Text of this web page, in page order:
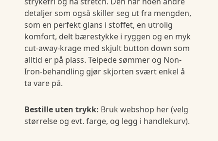
detaljer som også skiller seg ut fra mengden,
som en perfekt glans i stoffet, en utrolig
komfort, delt bærestykke i ryggen og en myk
cut-away-krage med skjult button down som
alltid er på plass. Teipede sømmer og Non-
Iron-behandling gjør skjorten svært enkel å
ta vare på.
Bestille uten trykk: Bruk webshop her (velg
størrelse og evt. farge, og legg i handlekurv).